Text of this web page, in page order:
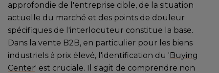
approfondie de l'entreprise cible, de la situation
actuelle du marché et des points de douleur
spécifiques de l'interlocuteur constitue la base.
Dans la vente B2B, en particulier pour les biens
industriels à prix élevé, l'identification du 'Buying
Center' est cruciale. Il s'agit de comprendre non